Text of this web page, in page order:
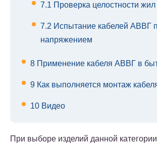
7.1 Проверка целостности
7.2 Испытание кабелей АВВГ
напряжением
8 Применение кабеля АВВГ в
9 Как выполняется монтаж
10 Видео
При выборе изделий данной